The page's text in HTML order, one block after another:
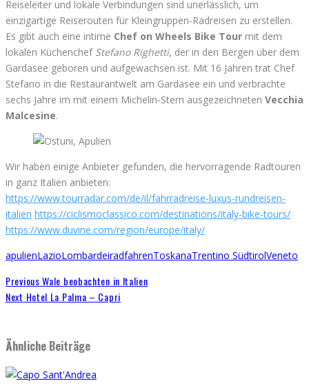
Reiseleiter und lokale Verbindungen sind unerlässlich, um
einzigartige Reiserouten für Kleingruppen-Radreisen zu erstellen.
Es gibt auch eine intime Chef on Wheels Bike Tour mit dem
lokalen Küchenchef Stefano Righetti, der in den Bergen über dem
Gardasee geboren und aufgewachsen ist. Mit 16 Jahren trat Chef
Stefano in die Restaurantwelt am Gardasee ein und verbrachte
sechs Jahre im mit einem Michelin-Stern ausgezeichneten Vecchia
Malcesine.
Wir haben einige Anbieter gefunden, die hervorragende Radtouren
in ganz Italien anbieten:
https://www.tourradar.com/de/il/fahrradreise-luxus-rundreisen-
italien https://ciclismoclassico.com/destinations/italy-bike-tours/
https://www.duvine.com/region/europe/italy/
apulienLazioLombardeiradfahrenToskanaTrentino SüdtirolVeneto
PreviousWale beobachten in Italien
Next Hotel La Palma – Capri
Ähnliche Beiträge